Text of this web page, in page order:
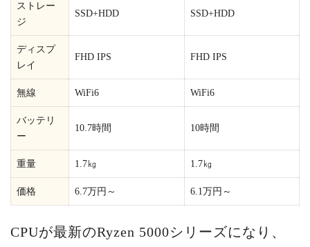
ストレー
ジ
SSD+HDD SSD+HDD
ディスプ
レイ
FHD IPS FHD IPS
無線 WiFi6 WiFi6
バッテリ
ー
10.7時間 10時間
重量 1.7㎏ 1.7㎏
価格 6.7万円～ 6.1万円～
CPUが最新のRyzen 5000シリーズになり、